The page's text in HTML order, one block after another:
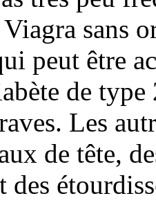
sans
peut être
de
Les
de tête,
des